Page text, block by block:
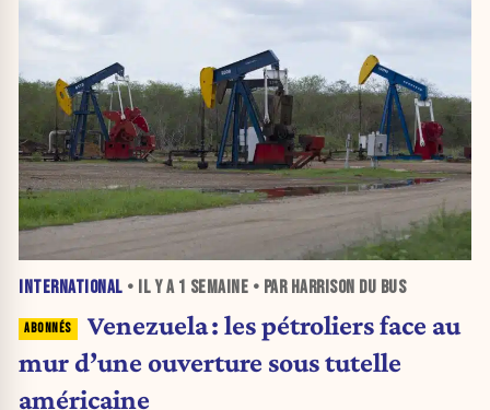
INTERNATIONAL • IL Y A 1 SEMAINE • PAR HARRISON DU BUS
Venezuela : les pétroliers face au
mur d’une ouverture sous tutelle
américaine